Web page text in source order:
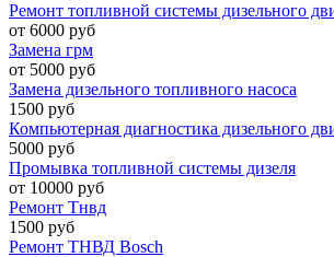
Ремонт топливной системы дизельного
от 6000 руб
Замена грм
от 5000 руб
Замена дизельного топливного насоса
1500 руб
Компьютерная диагностика дизельного
5000 руб
Промывка топливной системы дизеля
от 10000 руб
Ремонт Тнвд
1500 руб
Ремонт ТНВД Bosch